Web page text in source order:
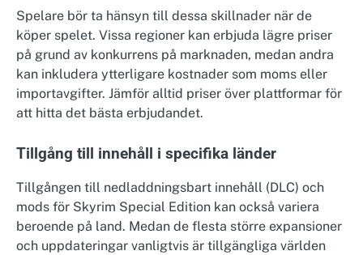
Spelare bör ta hänsyn till dessa skillnader när de
köper spelet. Vissa regioner kan erbjuda lägre priser
på grund av konkurrens på marknaden, medan andra
kan inkludera ytterligare kostnader som moms eller
importavgifter. Jämför alltid priser över plattformar för
att hitta det bästa erbjudandet.
Tillgång till innehåll i specifika länder
Tillgången till nedladdningsbart innehåll (DLC) och
mods för Skyrim Special Edition kan också variera
beroende på land. Medan de flesta större expansioner
och uppdateringar vanligtvis är tillgängliga världen